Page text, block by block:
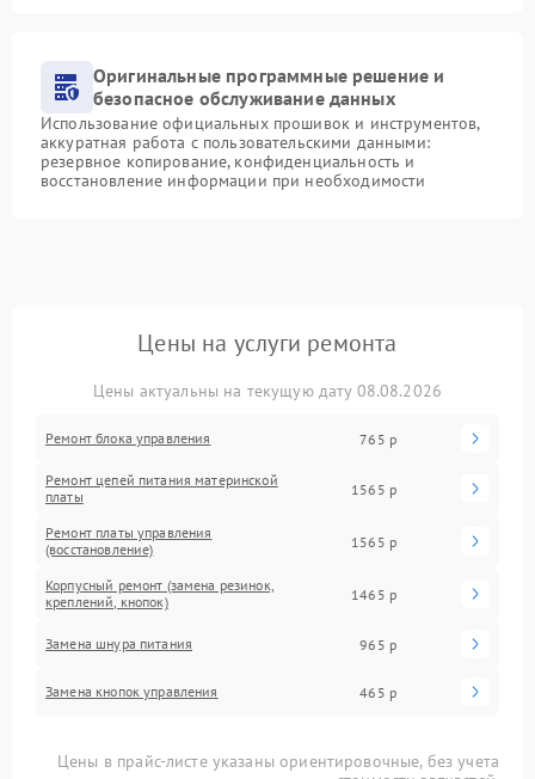
Оригинальные программные решение и
безопасное обслуживание данных
Использование официальных прошивок и инструментов,
аккуратная работа с пользовательскими данными:
резервное копирование, конфиденциальность и
восстановление информации при необходимости
Цены на услуги ремонта
Цены актуальны на текущую дату 08.08.2026
Ремонт блока управления 765 р
Ремонт цепей питания материнской
платы
1565 р
Ремонт платы управления
(восстановление)
1565 р
Корпусный ремонт (замена резинок,
креплений, кнопок)
1465 р
Замена шнура питания 965 р
Замена кнопок управления 465 р
Цены в прайс-листе указаны ориентировочные, без учета